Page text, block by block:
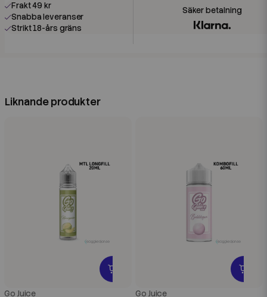
Frakt 49 kr
Snabba leveranser
Strikt 18-års gräns
Liknande produkter
Go Juice Go Juice